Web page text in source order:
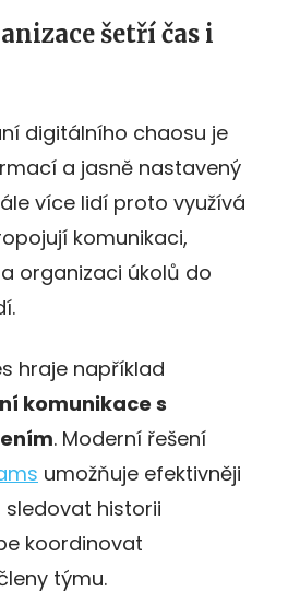
šetří čas i
digitálního chaosu je
a jasně nastavený
více lidí proto využívá
komunikaci,
organizaci úkolů do
hraje například
komunikace s
. Moderní řešení
umožňuje efektivněji
historii
koordinovat
týmu.